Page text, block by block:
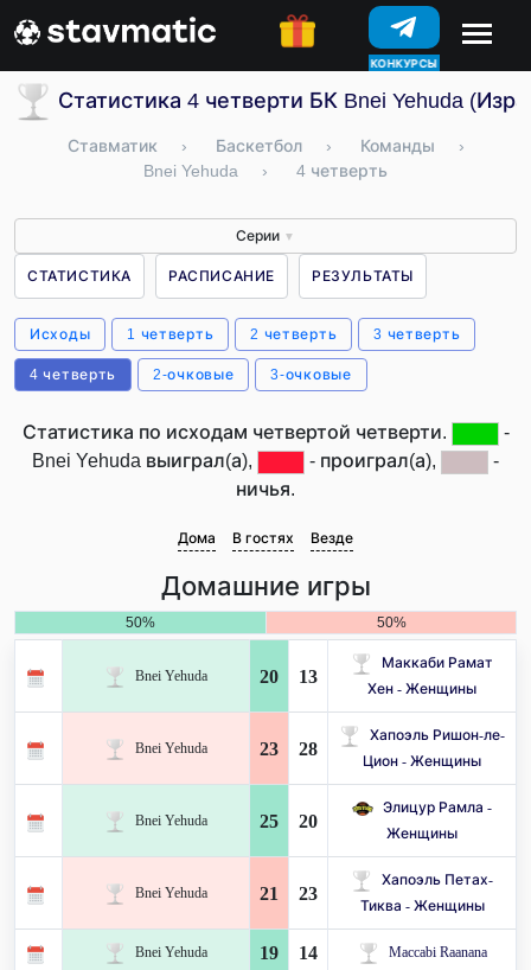
КОНКУРСЫ
Статистика 4 четверти БК Bnei Yehuda
Ставматик › Баскетбол › Команды
›
Bnei Yehuda
› 4 четверть
Серии ▼
СТАТИСТИКА РАСПИСАНИЕ РЕЗУЛЬТАТЫ
Исходы 1 четверть 2 четверть 3 четверть
4 четверть 2-очковые 3-очковые
Статистика по исходам четвертой четверти.
-
Bnei Yehuda выиграл(а),
- проиграл(а),
-
ничья.
Дома В гостях Везде
Домашние игры
50% 50%
Bnei Yehuda 20 13
Маккаби Рамат
Хен - Женщины
Bnei Yehuda 23 28
Хапоэль Ришон-ле-
Цион - Женщины
Bnei Yehuda 25 20
Элицур Рамла -
Женщины
Bnei Yehuda 21 23
Хапоэль Петах-
Тиква - Женщины
Bnei Yehuda 19 14 Maccabi Raanana